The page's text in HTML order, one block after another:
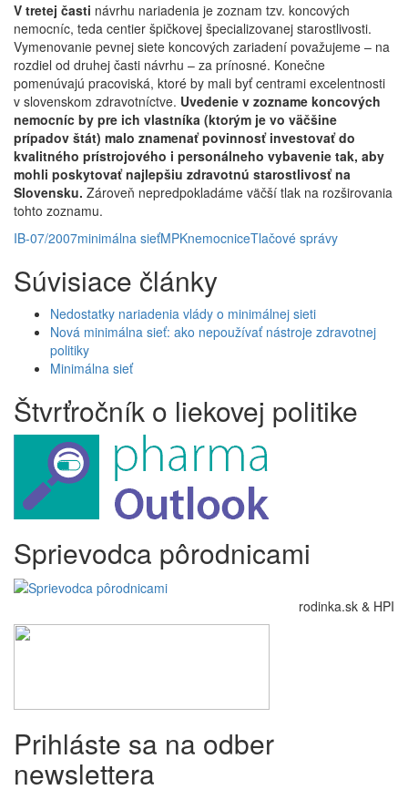
V tretej časti návrhu nariadenia je zoznam tzv. koncových
nemocníc, teda centier špičkovej špecializovanej starostlivosti.
Vymenovanie pevnej siete koncových zariadení považujeme – na
rozdiel od druhej časti návrhu – za prínosné. Konečne
pomenúvajú pracoviská, ktoré by mali byť centrami excelentnosti
v slovenskom zdravotníctve. Uvedenie v zozname koncových
nemocníc by pre ich vlastníka (ktorým je vo väčšine
prípadov štát) malo znamenať povinnosť investovať do
kvalitného prístrojového i personálneho vybavenie tak, aby
mohli poskytovať najlepšiu zdravotnú starostlivosť na
Slovensku. Zároveň nepredpokladáme väčší tlak na rozširovania
tohto zoznamu.
IB-07/2007minimálna sieťMPKnemocniceTlačové správy
Súvisiace články
Nedostatky nariadenia vlády o minimálnej sieti
Nová minimálna sieť: ako nepoužívať nástroje zdravotnej
politiky
Minimálna sieť
Štvrťročník o liekovej politike
Sprievodca pôrodnicami
rodinka.sk & HPI
Prihláste sa na odber
newslettera